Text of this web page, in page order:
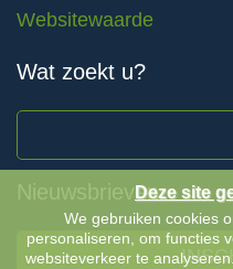
Websitewaarde
Wat zoekt u?
NieuwsbrievenDeze site
We gebruiken cookies
personaliseren, om functies
websiteverkeer te